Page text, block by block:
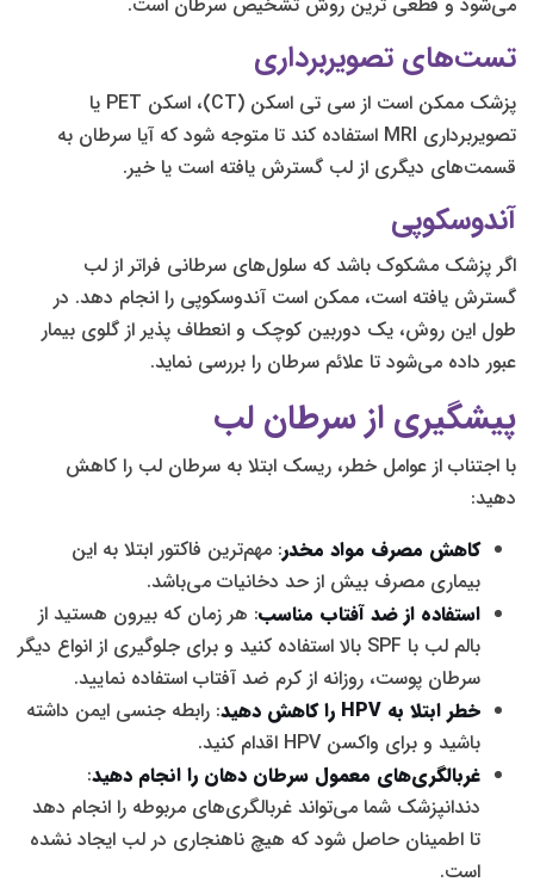
تست‌های تصویربرداری
پزشک ممکن است از سی تی اسکن (CT)، اسکن PET یا
تصویربرداری MRI استفاده کند تا متوجه شود که آیا سرطان به
قسمت‌های دیگری از لب گسترش یافته است یا خیر.
آندوسکوپی
اگر پزشک مشکوک باشد که سلول‌های سرطانی فراتر از لب
گسترش یافته است، ممکن است آندوسکوپی را انجام دهد. در
طول این روش، یک دوربین کوچک و انعطاف پذیر از گلوی بیمار
عبور داده می‌شود تا علائم سرطان را بررسی نماید.
پیشگیری از سرطان لب
با اجتناب از عوامل خطر، ریسک ابتلا به سرطان لب را کاهش
دهید:
کاهش مصرف مواد مخدر: مهم‌ترین فاکتور ابتلا به این
بیماری مصرف بیش از حد دخانیات می‌باشد.
استفاده از ضد آفتاب مناسب: هر زمان که بیرون هستید از
بالم لب با SPF بالا استفاده کنید و برای جلوگیری از انواع دیگر
سرطان پوست، روزانه از کرم ضد آفتاب استفاده نمایید.
خطر ابتلا به HPV را کاهش دهید: رابطه جنسی ایمن داشته
باشید و برای واکسن HPV اقدام کنید.
غربالگری‌های معمول سرطان دهان را انجام دهید:
دندانپزشک شما می‌تواند غربالگری‌های مربوطه را انجام دهد
تا اطمینان حاصل شود که هیچ ناهنجاری در لب ایجاد نشده
است.